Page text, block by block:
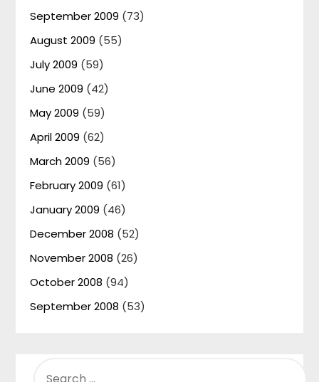
September 2009 (73)
August 2009 (55)
July 2009 (59)
June 2009 (42)
May 2009 (59)
April 2009 (62)
March 2009 (56)
February 2009 (61)
January 2009 (46)
December 2008 (52)
November 2008 (26)
October 2008 (94)
September 2008 (53)
FOR: